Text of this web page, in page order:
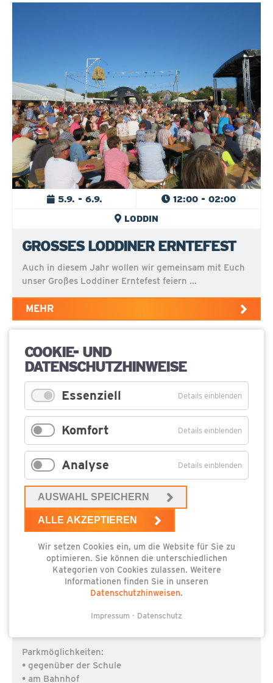
5.9. - 6.9.
12:00 - 02:00
LODDIN
GROSSES LODDINER ERNTEFEST
Auch in diesem Jahr wollen wir gemeinsam mit Euch
unser Großes Loddiner Erntefest feiern ...
MEHR
12.9. - 12.9.
ÜCKERITZ
29. ÜCKERITZER KARTOFFELFEST
Umrahmt von Unterhaltung, Musik und Spaß steht
Parkmöglichkeiten:
• gegenüber der Schule
• am Bahnhof
COOKIE- UND
DATENSCHUTZHINWEISE
Essenziell Details einblenden
Komfort Details einblenden
Analyse Details einblenden
AUSWAHL SPEICHERN
ALLE AKZEPTIEREN
Wir setzen Cookies ein, um die Website für Sie zu
optimieren. Sie können die unterschiedlichen
Kategorien von Cookies zulassen. Weitere
Informationen finden Sie in unseren
Datenschutzhinweisen.
Impressum Datenschutz